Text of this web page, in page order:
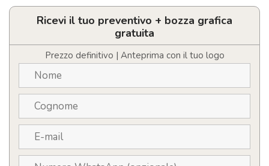
piccolo
quantità
Ricevi il tuo preventivo + bozza grafica
gratuita
Prezzo definitivo | Anteprima con il tuo logo